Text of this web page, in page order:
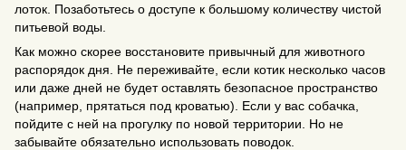
лоток. Позаботьтесь о доступе к большому количеству чистой
питьевой воды.
Как можно скорее восстановите привычный для животного
распорядок дня. Не переживайте, если котик несколько часов
или даже дней не будет оставлять безопасное пространство
(например, прятаться под кроватью). Если у вас собачка,
пойдите с ней на прогулку по новой территории. Но не
забывайте обязательно использовать поводок.